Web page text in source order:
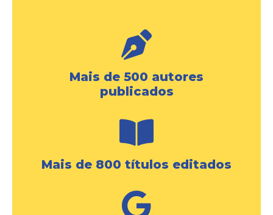
Mais de 500 autores
publicados
Mais de 800 títulos editados